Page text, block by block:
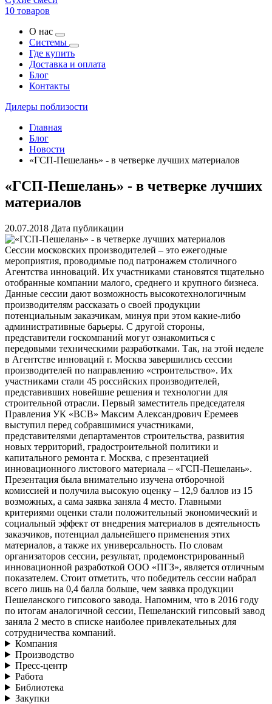
10 товаров
О нас
Системы
Где купить
Доставка и оплата
Блог
Контакты
Дилеры поблизости
Главная
Блог
Новости
«ГСП-Пешелань» - в четверке лучших материалов
«ГСП-Пешелань» - в четверке лучших
материалов
20.07.2018 Дата публикации
Сессии московских производителей – это ежегодные
мероприятия, проводимые под патронажем столичного
Агентства инноваций. Их участниками становятся тщательно
отобранные компании малого, среднего и крупного бизнеса.
Данные сессии дают возможность высокотехнологичным
производителям рассказать о своей продукции
потенциальным заказчикам, минуя при этом какие-либо
административные барьеры. С другой стороны,
представители госкомпаний могут ознакомиться с
передовыми техническими разработками. Так, на этой неделе
в Агентстве инноваций г. Москва завершились сессии
производителей по направлению «строительство». Их
участниками стали 45 российских производителей,
представивших новейшие решения и технологии для
строительной отрасли. Первый заместитель председателя
Правления УК «ВСВ» Максим Александрович Еремеев
выступил перед собравшимися участниками,
представителями департаментов строительства, развития
новых территорий, градостроительной политики и
капитального ремонта г. Москва, с презентацией
инновационного листового материала – «ГСП-Пешелань».
Презентация была внимательно изучена отборочной
комиссией и получила высокую оценку – 12,9 баллов из 15
возможных, а сама заявка заняла 4 место. Главными
критериями оценки стали положительный экономический и
социальный эффект от внедрения материалов в деятельность
заказчиков, потенциал дальнейшего применения этих
материалов, а также их универсальность. По словам
организаторов сессии, результат, продемонстрированный
инновационной разработкой ООО «ПГЗ», является отличным
показателем. Стоит отметить, что победитель сессии набрал
всего лишь на 0,4 балла больше, чем заявка продукции
Пешеланского гипсового завода. Напомним, что в 2016 году
по итогам аналогичной сессии, Пешеланский гипсовый завод
заняла 2 место в списке наиболее привлекательных для
сотрудничества компаний.
Компания
Производство
Пресс-центр
Работа
Библиотека
Закупки